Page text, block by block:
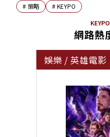
# 策略 #KEYPO
網路熱
娛樂 / 英雄電影